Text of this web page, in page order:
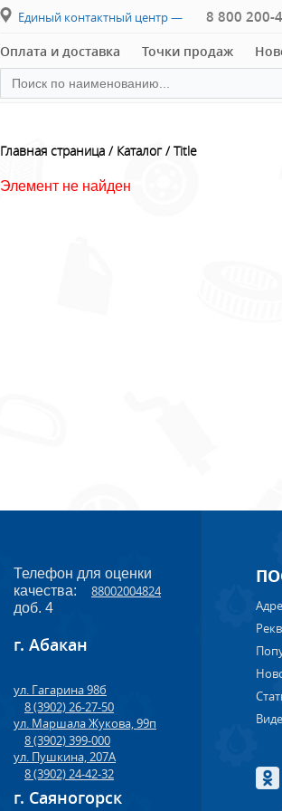
Единый контактный центр — 8 800 200-
Оплата и доставка Точки продаж
Главная страница Каталог Title
Элемент не найден
Телефон для оценки
качества:
88002004824
доб. 4
г. Абакан
ул. Гагарина 98б
8 (3902) 26-27-50
ул. Маршала Жукова, 99п
8 (3902) 399-000
ул. Пушкина, 207А
8 (3902) 24-42-32
г. Саяногорск